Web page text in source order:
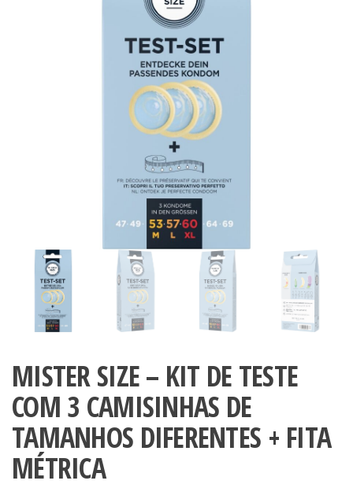
MISTER SIZE – KIT DE TESTE
COM 3 CAMISINHAS DE
TAMANHOS DIFERENTES + FITA
MÉTRICA